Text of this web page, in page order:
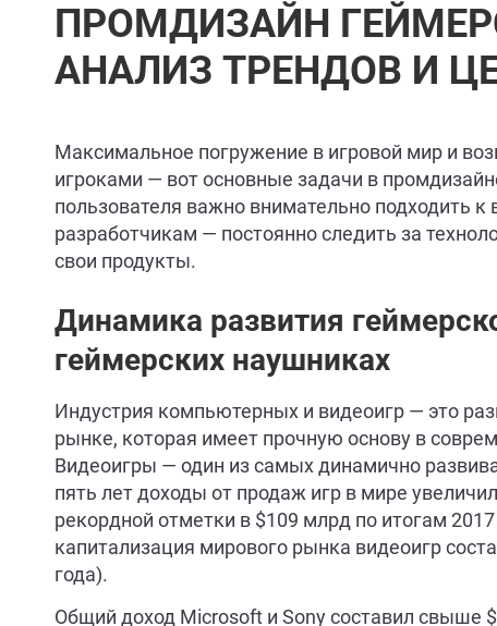
ПРОМДИЗАЙН
АНАЛИЗ ТРЕНДОВ И
Максимальное погружение в игровой мир и
игроками — вот основные задачи в
пользователя важно внимательно подходить
разработчикам — постоянно следить за
свои продукты.
Динамика развития
геймерских наушниках
Индустрия компьютерных и видеоигр — это
рынке, которая имеет прочную основу в
Видеоигры — один из самых динамично
пять лет доходы от продаж игр в мире
рекордной отметки в $109 млрд по итогам
капитализация мирового рынка видеоигр
года).
Общий доход Microsoft и Sony составил свыше